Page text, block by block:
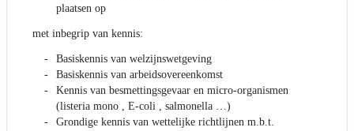
plaatsen op
met inbegrip van kennis:
Basiskennis van welzijnswetgeving
Basiskennis van arbeidsovereenkomst
Kennis van besmettingsgevaar en micro-organismen
(listeria mono , E-coli , salmonella …)
Grondige kennis van wettelijke richtlijnen m.b.t.